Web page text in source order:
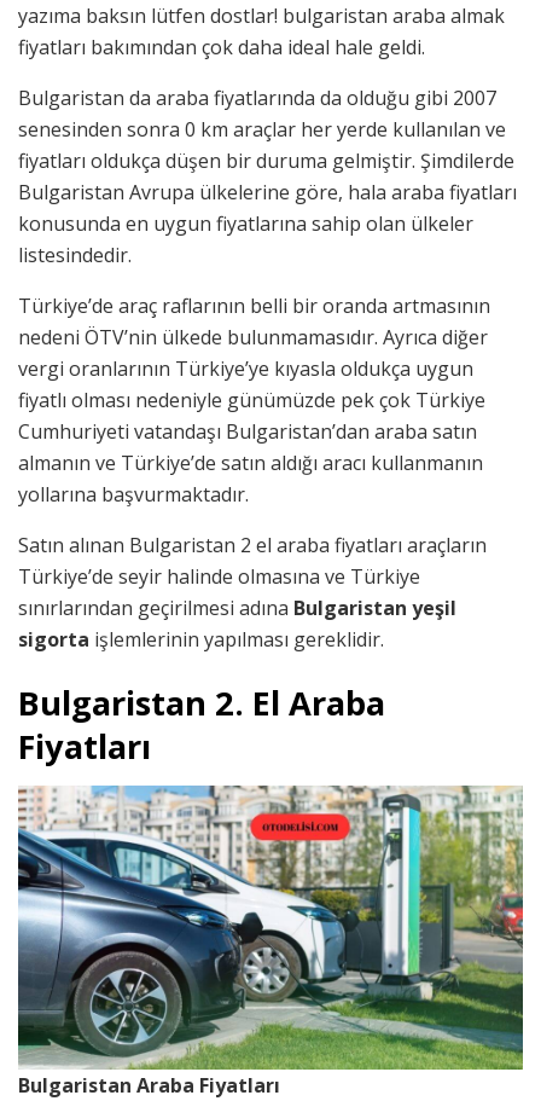
yazıma baksın lütfen dostlar! bulgaristan araba almak
fiyatları bakımından çok daha ideal hale geldi.
Bulgaristan da araba fiyatlarında da olduğu gibi 2007
senesinden sonra 0 km araçlar her yerde kullanılan ve
fiyatları oldukça düşen bir duruma gelmiştir. Şimdilerde
Bulgaristan Avrupa ülkelerine göre, hala araba fiyatları
konusunda en uygun fiyatlarına sahip olan ülkeler
listesindedir.
Türkiye’de araç raflarının belli bir oranda artmasının
nedeni ÖTV’nin ülkede bulunmamasıdır. Ayrıca diğer
vergi oranlarının Türkiye’ye kıyasla oldukça uygun
fiyatlı olması nedeniyle günümüzde pek çok Türkiye
Cumhuriyeti vatandaşı Bulgaristan’dan araba satın
almanın ve Türkiye’de satın aldığı aracı kullanmanın
yollarına başvurmaktadır.
Satın alınan Bulgaristan 2 el araba fiyatları araçların
Türkiye’de seyir halinde olmasına ve Türkiye
sınırlarından geçirilmesi adına Bulgaristan yeşil
sigorta işlemlerinin yapılması gereklidir.
Bulgaristan 2. El Araba
Fiyatları
Bulgaristan Araba Fiyatları